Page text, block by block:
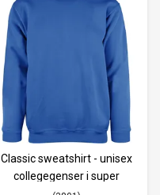
Classic sweatshirt - unisex
collegegenser i super